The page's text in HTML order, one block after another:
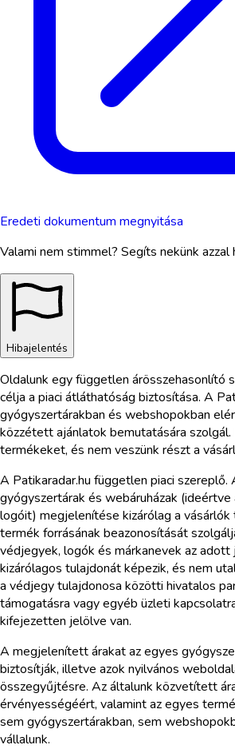
Eredeti dokumentum megnyitása
Valami nem stimmel? Segíts nekünk azzal
Hibajelentés
Oldalunk egy független árösszehasonlító
célja a piaci átláthatóság biztosítása. A
gyógyszertárakban és webshopokban
közzétett ajánlatok bemutatására
termékeket, és nem veszünk részt a
A Patikaradar.hu független piaci
gyógyszertárak és webáruházak
logóit) megjelenítése kizárólag a
termék forrásának beazonosítását
védjegyek, logók és márkanevek az
kizárólagos tulajdonát képezik, és nem
a védjegy tulajdonosa közötti hivatalos
támogatásra vagy egyéb üzleti
kifejezetten jelölve van.
A megjelenített árakat az egyes
biztosítják, illetve azok nyilvános
összegyűjtésre. Az általunk közvetített
érvényességéért, valamint az egyes
sem gyógyszertárakban, sem
vállalunk.